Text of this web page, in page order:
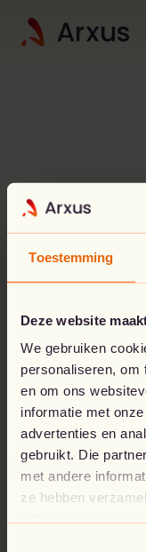
Toestemming
Deze website
We gebruiken
personaliseren, om
en om ons
informatie met
advertenties en
gebruikt. Die
met andere
ze hebben
Oeps!Er
De pagina